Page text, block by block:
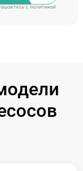
cполитикой